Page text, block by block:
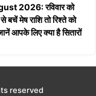
2026: रविवार को
बचें मेष राशि तो रिश्ते को
आपके लिए क्या है सितारों
reserved